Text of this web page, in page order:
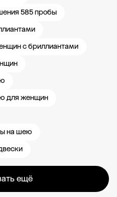
585 пробы
с бриллиантами
для женщин
на шею
ещё